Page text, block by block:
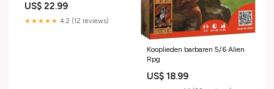
US$ 22.99
★★★★★ 4.2 (12 reviews)
Kooplieden barbaren 5/6 Alien
Rpg
US$ 18.99